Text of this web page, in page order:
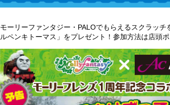
モーリーファンタジー・PALOでもらえるスクラッ
ルペンキトーマス」をプレゼント！参加方法は店頭